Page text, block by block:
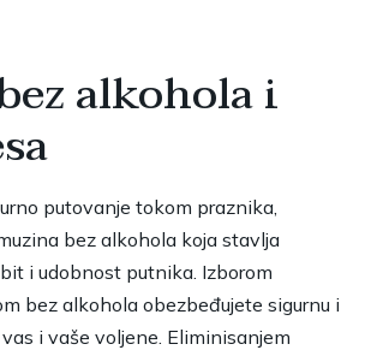
alkohola i
putovanje tokom praznika,
bez alkohola koja stavlja
i udobnost putnika. Izborom
bez alkohola obezbeđujete sigurnu i
i vaše voljene. Eliminisanjem